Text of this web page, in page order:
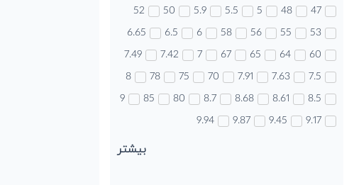
47
48
5
5.5
5.9
50
52
53
55
56
58
6
6.5
6.65
60
64
65
67
7
7.42
7.49
7.5
7.63
7.91
70
75
78
8
8.5
8.61
8.68
8.7
80
85
9
9.17
9.45
9.87
9.94
بیشتر